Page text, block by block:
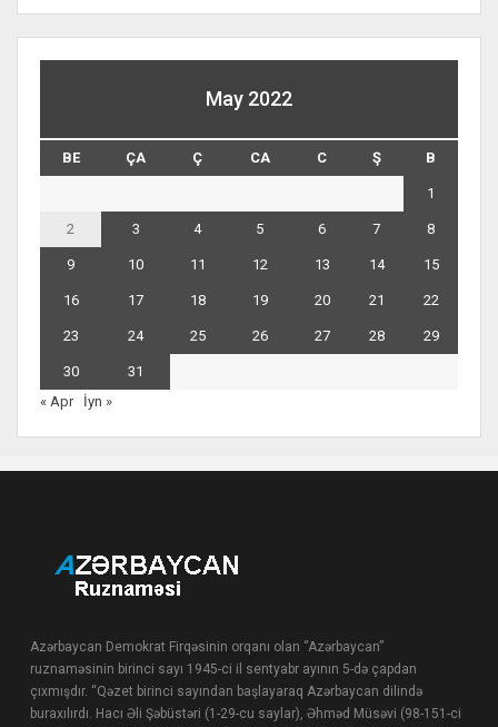
May 2022
BE ÇA Ç CA C Ş B
1
2 3 4 5 6 7 8
9 10 11 12 13 14 15
16 17 18 19 20 21 22
23 24 25 26 27 28 29
30
31
« Apr
İyn »
Azərbaycan Demokrat Firqəsinin orqanı olan “Azərbaycan”
ruznaməsinin birinci sayı 1945-ci il sentyabr ayının 5-də çapdan
çıxmışdır. “Qəzet birinci sayından başlayaraq Azərbaycan dilində
buraxılırdı. Hacı Əli Şəbüstəri (1-29-cu saylar), Əhməd Müsəvi (98-151-ci